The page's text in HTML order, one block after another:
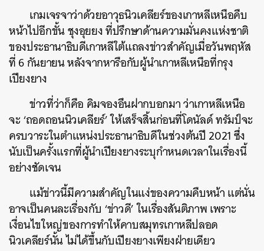
เกมเจรจาว่าด้วยอาวุธนิวเคลียร์ของเกาหลีเหนือคืบ
หน้าไปอีกขั้น ชุงอุยยง ที่ปรึกษาด้านความมั่นคงแห่งชาติ
ของประธานาธิบดีเกาหลีใต้แถลงข่าวสำคัญเมื่อวันพฤหัส
ที่ 6 กันยายน หลังจากหารือกับผู้นำเกาหลีเหนือที่กรุง
เปียงยาง
ข่าวที่ว่าก็คือ คิมจองอึนฝากบอกมา ว่าเกาหลีเหนือ
จะ ‘ถอดถอนนิวเคลียร์’ ให้เสร็จสิ้นก่อนที่โดนัลด์ ทรัมป์จะ
ครบวาระในตำแหน่งประธานาธิบดีในช่วงต้นปี 2021 ซึ่ง
นับเป็นครั้งแรกที่ผู้นำเปียงยางระบุกำหนดเวลาในเรื่องนี้
อย่างชัดเจน
แม้ข่าวนี้มีความสำคัญในแง่ของความคืบหน้า แต่นั่น
อาจเป็นคนละเรื่องกับ ‘ข่าวดี’ ในเรื่องสันติภาพ เพราะ
เงื่อนไขใหญ่ของการทำให้คาบสมุทรเกาหลีปลอด
นิวเคลียร์นั้น ไม่ได้ขึ้นกับเปียงยางเพียงฝ่ายเดียว